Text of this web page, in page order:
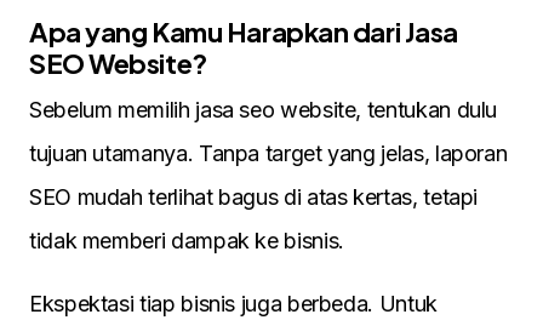
Apa yang Kamu Harapkan dari Jasa
SEO Website?
Sebelum memilih jasa seo website, tentukan dulu
tujuan utamanya. Tanpa target yang jelas, laporan
SEO mudah terlihat bagus di atas kertas, tetapi
tidak memberi dampak ke bisnis.
Ekspektasi tiap bisnis juga berbeda. Untuk